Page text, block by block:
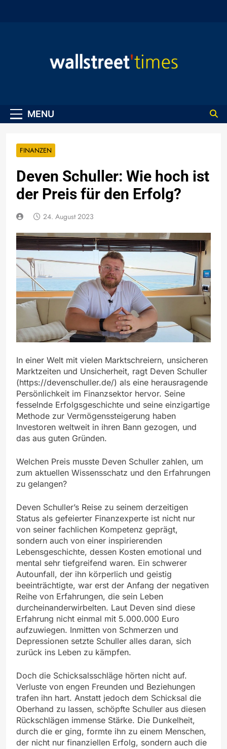
MENU
FINANZEN
Deven Schuller: Wie hoch ist
der Preis für den Erfolg?
24. August 2023
In einer Welt mit vielen Marktschreiern, unsicheren
Marktzeiten und Unsicherheit, ragt Deven Schuller
(https://devenschuller.de/) als eine herausragende
Persönlichkeit im Finanzsektor hervor. Seine
fesselnde Erfolgsgeschichte und seine einzigartige
Methode zur Vermögenssteigerung haben
Investoren weltweit in ihren Bann gezogen, und
das aus guten Gründen.
Welchen Preis musste Deven Schuller zahlen, um
zum aktuellen Wissensschatz und den Erfahrungen
zu gelangen?
Deven Schuller’s Reise zu seinem derzeitigen
Status als gefeierter Finanzexperte ist nicht nur
von seiner fachlichen Kompetenz geprägt,
sondern auch von einer inspirierenden
Lebensgeschichte, dessen Kosten emotional und
mental sehr tiefgreifend waren. Ein schwerer
Autounfall, der ihn körperlich und geistig
beeinträchtigte, war erst der Anfang der negativen
Reihe von Erfahrungen, die sein Leben
durcheinanderwirbelten. Laut Deven sind diese
Erfahrung nicht einmal mit 5.000.000 Euro
aufzuwiegen. Inmitten von Schmerzen und
Depressionen setzte Schuller alles daran, sich
zurück ins Leben zu kämpfen.
Doch die Schicksalsschläge hörten nicht auf.
Verluste von engen Freunden und Beziehungen
trafen ihn hart. Anstatt jedoch dem Schicksal die
Oberhand zu lassen, schöpfte Schuller aus diesen
Rückschlägen immense Stärke. Die Dunkelheit,
durch die er ging, formte ihn zu einem Menschen,
der nicht nur finanziellen Erfolg, sondern auch die